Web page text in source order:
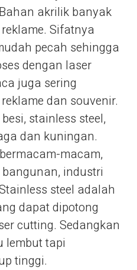
akrilik banyak
Sifatnya
pecah sehingga
dengan laser
juga sering
dan souvenir.
stainless steel,
dan kuningan.
macam,
industri
steel adalah
dapat dipotong
cutting. Sedangkan
lembut tapi
tinggi.